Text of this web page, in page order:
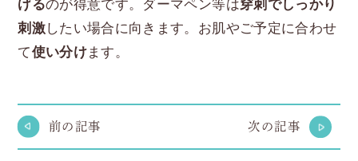
げるのが得意です。ダーマペン等は穿刺でしっかり
刺激したい場合に向きます。お肌やご予定に合わせ
て使い分けます。
前の記事 次の記事